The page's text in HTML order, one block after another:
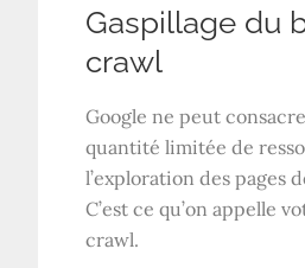
Gaspillage du
crawl
Google ne peut
quantité limitée de
l’exploration des pages
C’est ce qu’on appelle
crawl.